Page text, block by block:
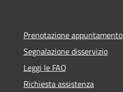
Prenotazione appuntamento
Segnalazione disservizio
Leggi le FAQ
Richiesta assistenza